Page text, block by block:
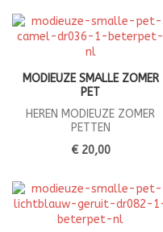
MODIEUZE SMALLE ZOMER
PET
HEREN MODIEUZE ZOMER
PETTEN
€ 20,00